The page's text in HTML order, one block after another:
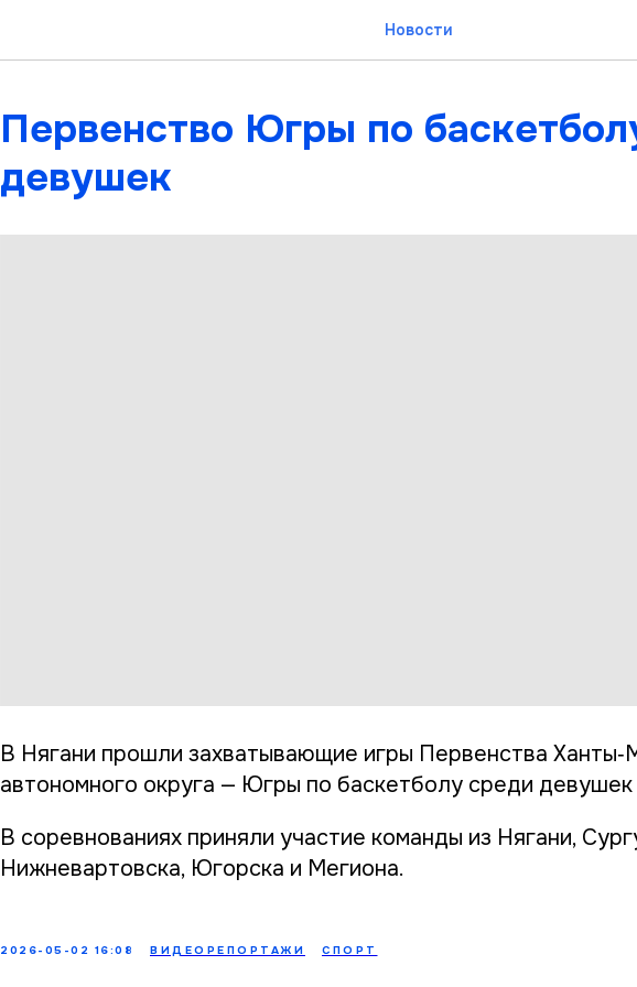
Новости
Первенство Югры по
девушек
В Нягани прошли захватывающие игры Первенства
автономного округа — Югры по баскетболу среди девушек
В соревнованиях приняли участие команды из Нягани,
Нижневартовска, Югорска и Мегиона.
2026-05-02 16:08 ВИДЕОРЕПОРТАЖИ СПОРТ